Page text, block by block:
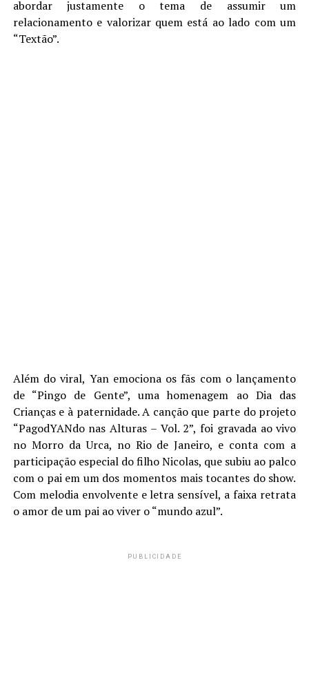
abordar justamente o tema de assumir um
relacionamento e valorizar quem está ao lado com um
“Textão”.
Além do viral, Yan emociona os fãs com o lançamento
de “Pingo de Gente”, uma homenagem ao Dia das
Crianças e à paternidade. A canção que parte do projeto
“PagodYANdo nas Alturas – Vol. 2”, foi gravada ao vivo
no Morro da Urca, no Rio de Janeiro, e conta com a
participação especial do filho Nicolas, que subiu ao palco
com o pai em um dos momentos mais tocantes do show.
Com melodia envolvente e letra sensível, a faixa retrata
o amor de um pai ao viver o “mundo azul”.
PUBLICIDADE